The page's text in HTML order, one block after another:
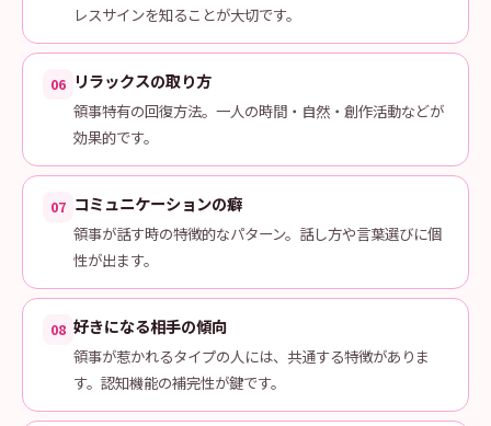
レスサインを知ることが大切です。
06 リラックスの取り方
領事特有の回復方法。一人の時間・自然・創作活動などが
効果的です。
07 コミュニケーションの癖
領事が話す時の特徴的なパターン。話し方や言葉選びに個
性が出ます。
08 好きになる相手の傾向
領事が惹かれるタイプの人には、共通する特徴がありま
す。認知機能の補完性が鍵です。